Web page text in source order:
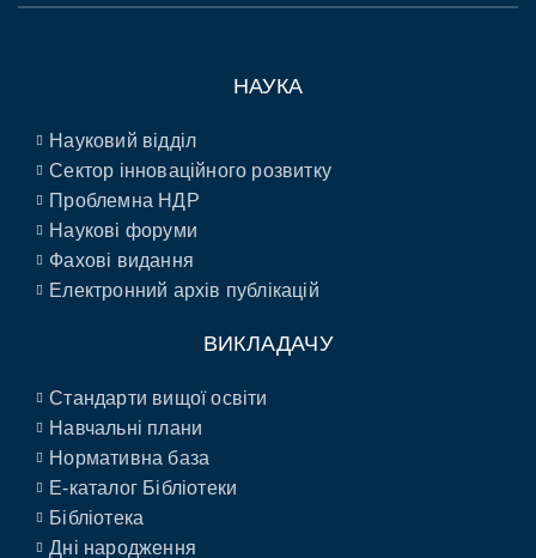
НАУКА
Науковий відділ
Сектор інноваційного розвитку
Проблемна НДР
Наукові форуми
Фахові видання
Електронний архів публікацій
ВИКЛАДАЧУ
Стандарти вищої освіти
Навчальні плани
Нормативна база
E-каталог Бібліотеки
Бібліотека
Дні народження